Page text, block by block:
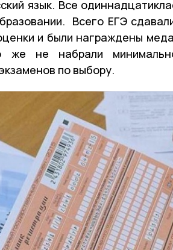
язык. Все
Всего ЕГЭ
и были награждены
же не набрали
по выбору.